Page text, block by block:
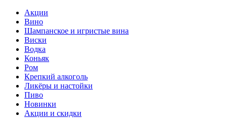
Акции
Вино
Шампанское и игристые вина
Виски
Водка
Коньяк
Ром
Крепкий алкоголь
Ликёры и настойки
Пиво
Новинки
Акции и скидки